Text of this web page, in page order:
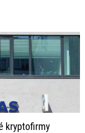
kryptofirmy